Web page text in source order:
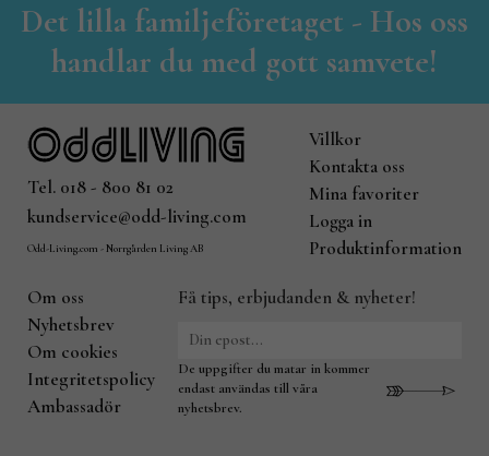
Det lilla familjeföretaget - Hos oss
handlar du med gott samvete!
Tel. 018 - 800 81 02
kundservice@odd-living.com
Odd-Living.com - Norrgården Living AB
Villkor
Kontakta oss
Mina favoriter
Logga in
Produktinformation
Om oss
Nyhetsbrev
Om cookies
Integritetspolicy
Ambassadör
Få tips, erbjudanden & nyheter!
De uppgifter du matar in kommer
endast användas till våra
nyhetsbrev.